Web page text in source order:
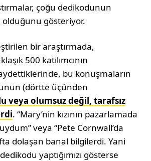
çoğu dedikodunun
gösteriyor.
bir araştırmada,
500 katılımcının
bu konuşmaların
(dörtte üçünden
veya olumsuz değil, tarafsız
. “Mary’nin kızının pazarlamada
veya “Pete Cornwall’da
dolaşan banal bilgilerdi. Yani
yaptığımızı gösterse